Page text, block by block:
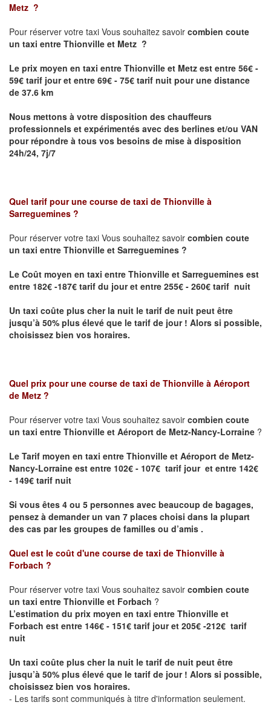
Metz ?
Pour réserver votre taxi Vous souhaitez savoir combien coute
un taxi entre Thionville et Metz ?
Le prix moyen en taxi entre Thionville et Metz est entre 56€ -
59€ tarif jour et entre 69€ - 75€ tarif nuit pour une distance
de 37.6 km
Nous mettons à votre disposition des chauffeurs
professionnels et expérimentés avec des berlines et/ou VAN
pour répondre à tous vos besoins de mise à disposition
24h/24, 7j/7
Quel tarif pour une course de taxi de Thionville à
Sarreguemines ?
Pour réserver votre taxi Vous souhaitez savoir combien coute
un taxi entre Thionville et Sarreguemines ?
Le Coût moyen en taxi entre Thionville et Sarreguemines est
entre 182€ -187€ tarif du jour et entre 255€ - 260€ tarif nuit
Un taxi coûte plus cher la nuit le tarif de nuit peut être
jusqu’à 50% plus élevé que le tarif de jour ! Alors si possible,
choisissez bien vos horaires.
Quel prix pour une course de taxi de Thionville à Aéroport
de Metz ?
Pour réserver votre taxi Vous souhaitez savoir combien coute
un taxi entre Thionville et Aéroport de Metz-Nancy-Lorraine ?
Le Tarif moyen en taxi entre Thionville et Aéroport de Metz-
Nancy-Lorraine est entre 102€ - 107€ tarif jour et entre 142€
- 149€ tarif nuit
Si vous êtes 4 ou 5 personnes avec beaucoup de bagages,
pensez à demander un van 7 places choisi dans la plupart
des cas par les groupes de familles ou d’amis .
Quel est le coût d'une course de taxi de Thionville à
Forbach ?
Pour réserver votre taxi Vous souhaitez savoir combien coute
un taxi entre Thionville et Forbach ?
L’estimation du prix moyen en taxi entre Thionville et
Forbach est entre 146€ - 151€ tarif jour et 205€ -212€ tarif
nuit
Un taxi coûte plus cher la nuit le tarif de nuit peut être
jusqu’à 50% plus élevé que le tarif de jour ! Alors si possible,
choisissez bien vos horaires.
- Les tarifs sont communiqués à titre d'information seulement.